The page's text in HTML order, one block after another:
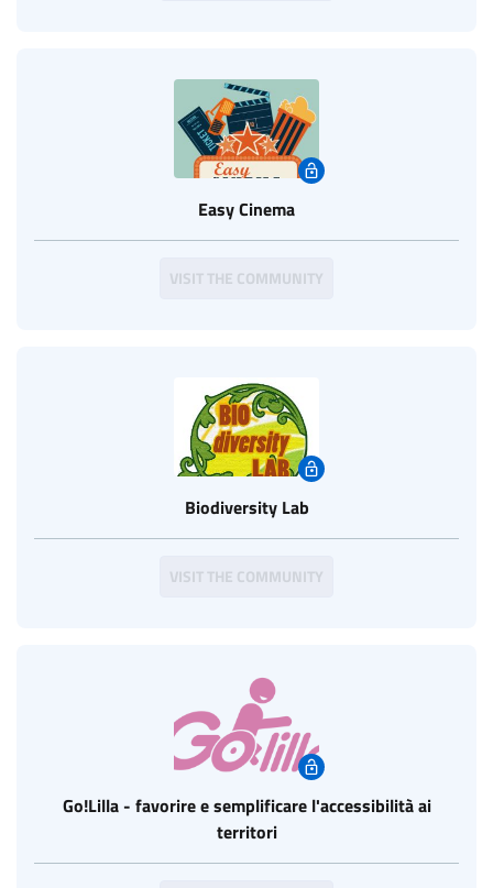
Easy Cinema
VISIT THE COMMUNITY
Biodiversity Lab
VISIT THE COMMUNITY
Go!Lilla - favorire e semplificare l'accessibilità ai
territori